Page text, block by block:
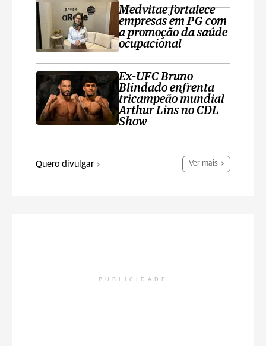
Medvitae fortalece
empresas em PG com
a promoção da saúde
ocupacional
Ex-UFC Bruno
Blindado enfrenta
tricampeão mundial
Arthur Lins no CDL
Show
Quero divulgar Ver mais
PUBLICIDADE